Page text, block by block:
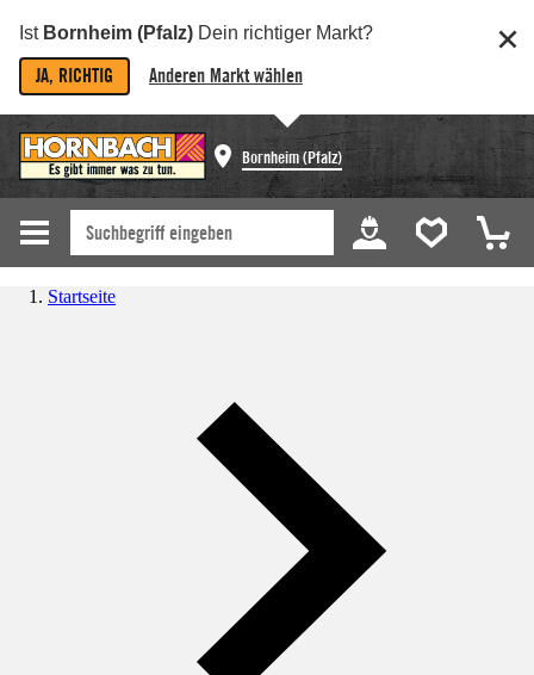
Ist Bornheim (Pfalz) Dein richtiger Markt?
JA, RICHTIG Anderen Markt wählen
Bornheim (Pfalz)
Startseite